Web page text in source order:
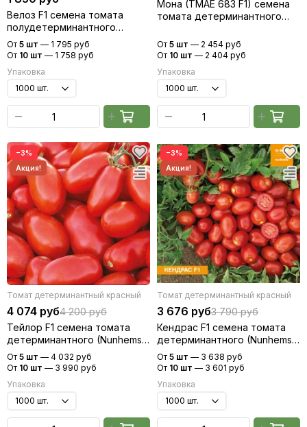
Велоз F1 семена томата
полудетерминантного
(Seminis / Семинис)
От 5 шт — 1 795 руб
От 10 шт — 1 758 руб
Упаковка
Мона (TMAE 683 F1) семена
томата детерминантного
От 5 шт — 2 454 руб
От 10 шт — 2 404 руб
Упаковка
−3%
Томат детерминантный красный
4 074 руб4 200 руб
Тейлор F1 семена томата
детерминантного (Nunhems /
Нюнемс)
От 5 шт — 4 032 руб
От 10 шт — 3 990 руб
Упаковка
−3%
Томат детерминантный красный
3 676 руб3 790 руб
Кендрас F1 семена томата
детерминантного (Nunhems /
Нюнемс)
От 5 шт — 3 638 руб
От 10 шт — 3 601 руб
Упаковка